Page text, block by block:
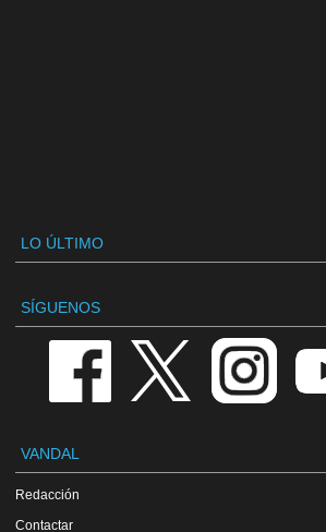
LO ÚLTIMO
SÍGUENOS
VANDAL
Redacción
Contactar